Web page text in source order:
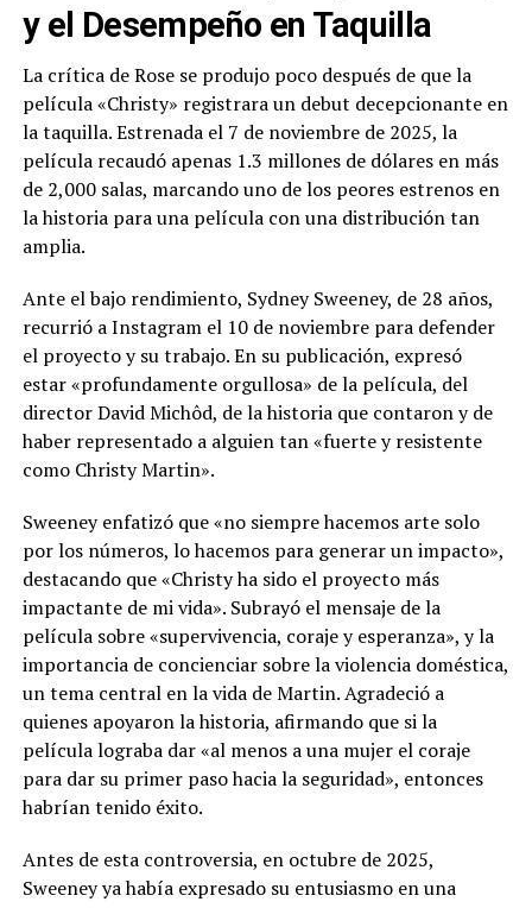
y el Desempeño en Taquilla
La crítica de Rose se produjo poco después de que la
película «Christy» registrara un debut decepcionante en
la taquilla. Estrenada el 7 de noviembre de 2025, la
película recaudó apenas 1.3 millones de dólares en más
de 2,000 salas, marcando uno de los peores estrenos en
la historia para una película con una distribución tan
amplia.
Ante el bajo rendimiento, Sydney Sweeney, de 28 años,
recurrió a Instagram el 10 de noviembre para defender
el proyecto y su trabajo. En su publicación, expresó
estar «profundamente orgullosa» de la película, del
director David Michôd, de la historia que contaron y de
haber representado a alguien tan «fuerte y resistente
como Christy Martin».
Sweeney enfatizó que «no siempre hacemos arte solo
por los números, lo hacemos para generar un impacto»,
destacando que «Christy ha sido el proyecto más
impactante de mi vida». Subrayó el mensaje de la
película sobre «supervivencia, coraje y esperanza», y la
importancia de concienciar sobre la violencia doméstica,
un tema central en la vida de Martin. Agradeció a
quienes apoyaron la historia, afirmando que si la
película lograba dar «al menos a una mujer el coraje
para dar su primer paso hacia la seguridad», entonces
habrían tenido éxito.
Antes de esta controversia, en octubre de 2025,
Sweeney ya había expresado su entusiasmo en una